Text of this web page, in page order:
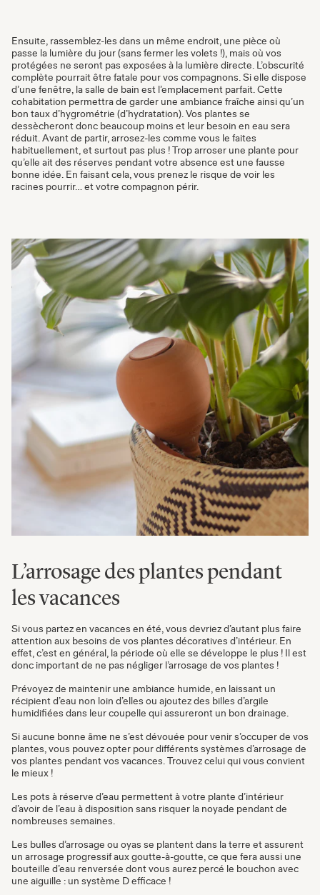
Ensuite, rassemblez-les dans un même endroit, une pièce où
passe la lumière du jour (sans fermer les volets !), mais où vos
protégées ne seront pas exposées à la lumière directe. L’obscurité
complète pourrait être fatale pour vos compagnons. Si elle dispose
d’une fenêtre, la salle de bain est l’emplacement parfait. Cette
cohabitation permettra de garder une ambiance fraîche ainsi qu’un
bon taux d’hygrométrie (d’hydratation). Vos plantes se
dessècheront donc beaucoup moins et leur besoin en eau sera
réduit. Avant de partir, arrosez-les comme vous le faites
habituellement, et surtout pas plus ! Trop arroser une plante pour
qu’elle ait des réserves pendant votre absence est une fausse
bonne idée. En faisant cela, vous prenez le risque de voir les
racines pourrir… et votre compagnon périr.
L’arrosage des plantes pendant
les vacances
Si vous partez en vacances en été, vous devriez d’autant plus faire
attention aux besoins de vos plantes décoratives d’intérieur. En
effet, c’est en général, la période où elle se développe le plus ! Il est
donc important de ne pas négliger l’arrosage de vos plantes !
Prévoyez de maintenir une ambiance humide, en laissant un
récipient d’eau non loin d’elles ou ajoutez des billes d’argile
humidifiées dans leur coupelle qui assureront un bon drainage.
Si aucune bonne âme ne s’est dévouée pour venir s’occuper de vos
plantes, vous pouvez opter pour différents systèmes d’arrosage de
vos plantes pendant vos vacances. Trouvez celui qui vous convient
le mieux !
Les pots à réserve d’eau permettent à votre plante d’intérieur
d’avoir de l’eau à disposition sans risquer la noyade pendant de
nombreuses semaines.
Les bulles d’arrosage ou oyas se plantent dans la terre et assurent
un arrosage progressif aux goutte-à-goutte, ce que fera aussi une
bouteille d’eau renversée dont vous aurez percé le bouchon avec
une aiguille : un système D efficace !